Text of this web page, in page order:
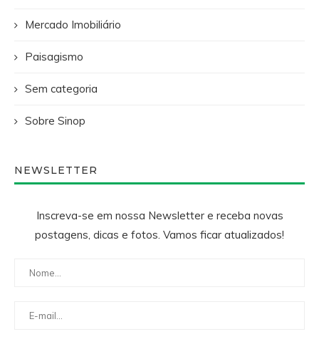
Mercado Imobiliário
Paisagismo
Sem categoria
Sobre Sinop
NEWSLETTER
Inscreva-se em nossa Newsletter e receba novas
postagens, dicas e fotos. Vamos ficar atualizados!